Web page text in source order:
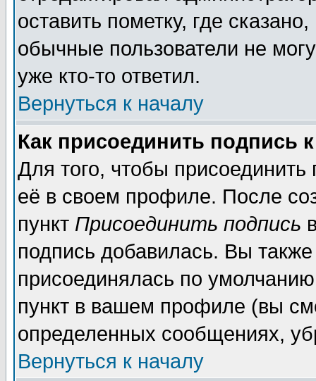
оставить пометку, где
обычные пользователи не
уже кто-то ответил.
Вернуться к началу
Как присоединить подпись
Для того, чтобы
её в своем профиле. После
пункт Присоединить подпись
подпись добавилась. Вы
присоединялась по
пункт в вашем профиле (вы
определенных сообщениях,
Вернуться к началу